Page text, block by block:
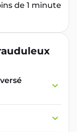
de 1 minute
de
est efficace